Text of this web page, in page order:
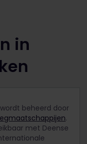
in
beheerd door
.
met Deense